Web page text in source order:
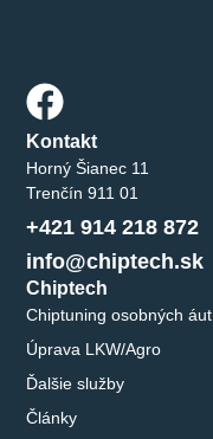
Chiptech
Chiptuning osobných áut
Úprava LKW/Agro
Ďalšie služby
Články
Kontakt
Horný Šianec 11
Trenčín 911 01
+421 914 218 872
info@chiptech.sk